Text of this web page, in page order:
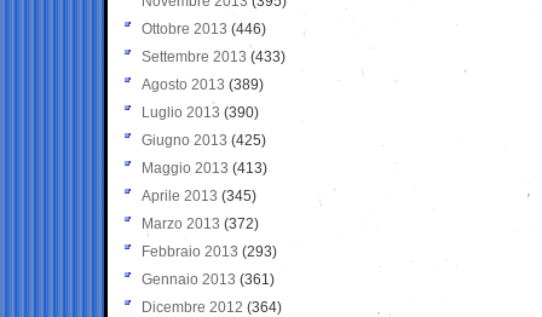
Ottobre 2013 (446)
Settembre 2013 (433)
Agosto 2013 (389)
Luglio 2013 (390)
Giugno 2013 (425)
Maggio 2013 (413)
Aprile 2013 (345)
Marzo 2013 (372)
Febbraio 2013 (293)
Gennaio 2013 (361)
Dicembre 2012 (364)